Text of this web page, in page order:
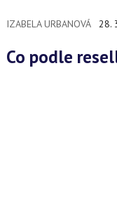
IZABELA URBANOVÁ 28.
Co podle